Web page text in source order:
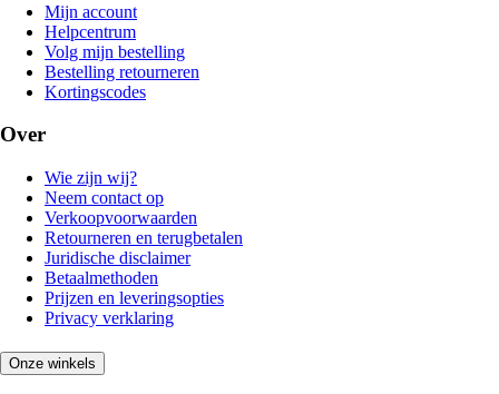
Mijn account
Helpcentrum
Volg mijn bestelling
Bestelling retourneren
Kortingscodes
Over
Wie zijn wij?
Neem contact op
Verkoopvoorwaarden
Retourneren en terugbetalen
Juridische disclaimer
Betaalmethoden
Prijzen en leveringsopties
Privacy verklaring
Onze winkels